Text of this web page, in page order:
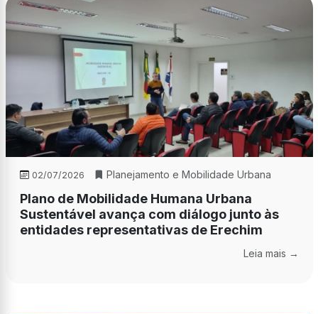
02/07/2026 Planejamento e Mobilidade Urbana
Plano de Mobilidade Humana Urbana
Sustentável avança com diálogo junto às
entidades representativas de Erechim
Leia mais →